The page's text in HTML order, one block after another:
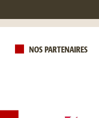
NOS PARTENAIRES